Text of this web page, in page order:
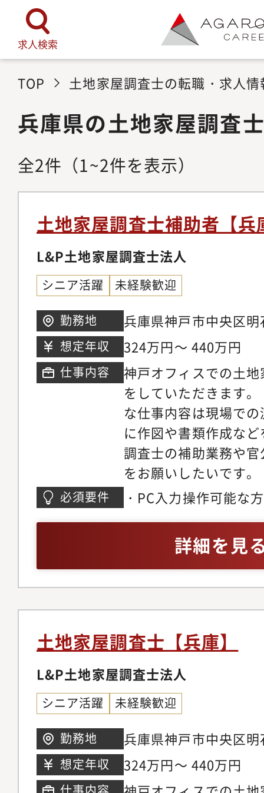
求人検索
TOP 土地家屋調査士の転職・求人情
兵庫県の土地家屋調査
全2件 （1~2件を表示）
土地家屋調査士補助者【兵
L&P土地家屋調査士法人
シニア活躍 未経験歓迎
勤務地
兵庫県神戸市中央区
モンドビル7階
想定年収 324万円～ 440万円
仕事内容
神戸オフィスでの土
をしていただきます
な仕事内容は現場で
に作図や書類作成な
調査士の補助業務や
をお願いしたいです
物の測量、調査、登
官公庁の調査業務未
タッフが基礎から教
専門的な知識を身に
必須要件
・PC入力操作可能な
詳細を見
土地家屋調査士【兵庫】
L&P土地家屋調査士法人
シニア活躍 未経験歓迎
勤務地
兵庫県神戸市中央区
モンドビル7階
想定年収 324万円～ 440万円
仕事内容